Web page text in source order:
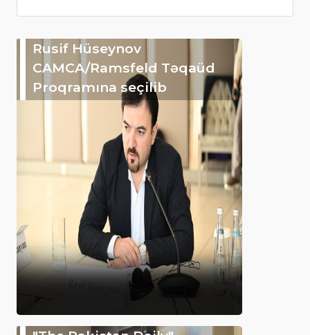
Rusif Hüseynov
CAMCA/Ramsfeld Təqaüd
Proqramına seçilib